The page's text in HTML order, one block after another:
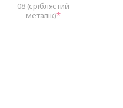
08 (сріблястий
металік)